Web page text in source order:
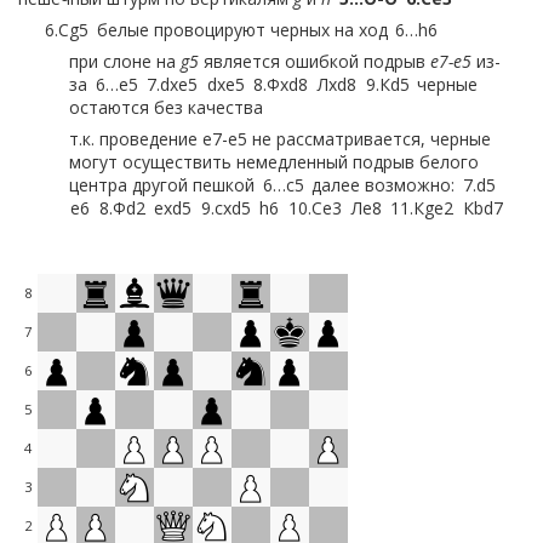
6.Сg5 белые провоцируют черных на ход 6…h6
при слоне на g5 является ошибкой подрыв e7-e5 из-
за 6…e5 7.dxe5 dxe5 8.Фxd8 Лxd8 9.Кd5 черные
остаются без качества
т.к. проведение e7-e5 не рассматривается, черные
могут осуществить немедленный подрыв белого
центра другой пешкой 6…c5 далее возможно: 7.d5
e6 8.Фd2 exd5 9.cxd5 h6 10.Сe3 Лe8 11.Кge2 Кbd7
или продолжить развитие с давлением на
подготовкойb7-b5иe7-e5 6…Кc6
7.Сe3 считается, что пешка на
выгоде белых, т.к. не дает черным сыграть в вариантах
Сg7-h6 , потребует потратить темп для защиты и может
служить зацепкой при атаке; после7…e7-e5
подавляющую статистику побед
6…
альтернативные варианты и их наиболее популярные
8
7
6
5
4
3
2